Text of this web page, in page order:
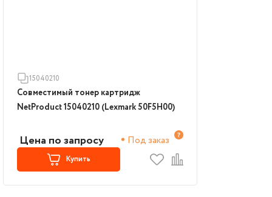
15040210
Совместимый тонер картридж
NetProduct 15040210 (Lexmark 50F5H00)
Цена по запросу Под заказ
Купить